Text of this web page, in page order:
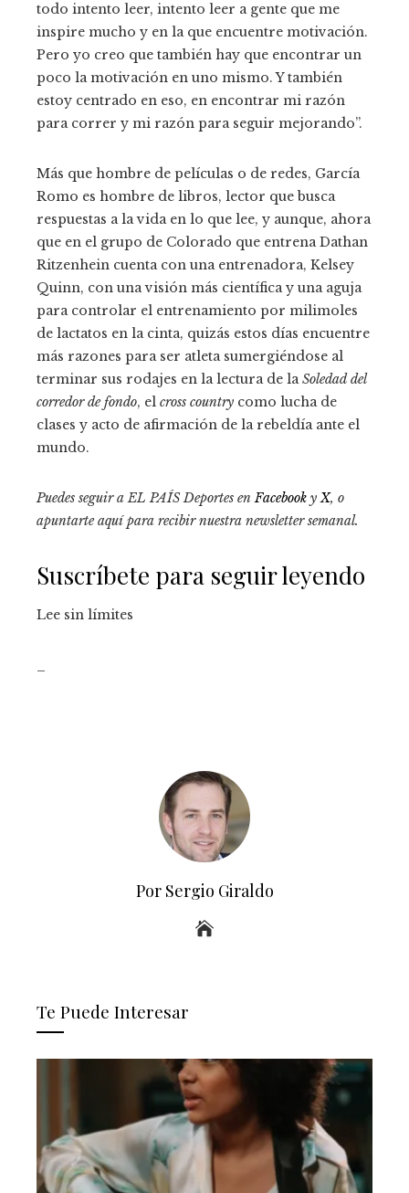
todo intento leer, intento leer a gente que me
inspire mucho y en la que encuentre motivación.
Pero yo creo que también hay que encontrar un
poco la motivación en uno mismo. Y también
estoy centrado en eso, en encontrar mi razón
para correr y mi razón para seguir mejorando”.
Más que hombre de películas o de redes, García
Romo es hombre de libros, lector que busca
respuestas a la vida en lo que lee, y aunque, ahora
que en el grupo de Colorado que entrena Dathan
Ritzenhein cuenta con una entrenadora, Kelsey
Quinn, con una visión más científica y una aguja
para controlar el entrenamiento por milimoles
de lactatos en la cinta, quizás estos días encuentre
más razones para ser atleta sumergiéndose al
terminar sus rodajes en la lectura de laSoledad del
corredor de fondo, el cross country como lucha de
clases y acto de afirmación de la rebeldía ante el
mundo.
Puedes seguir a EL PAÍS Deportes enFacebook yX, o
apuntarte aquí para recibirnuestra newsletter semanal.
Suscríbete para seguir leyendo
Lee sin límites
Por Sergio Giraldo
Te Puede Interesar